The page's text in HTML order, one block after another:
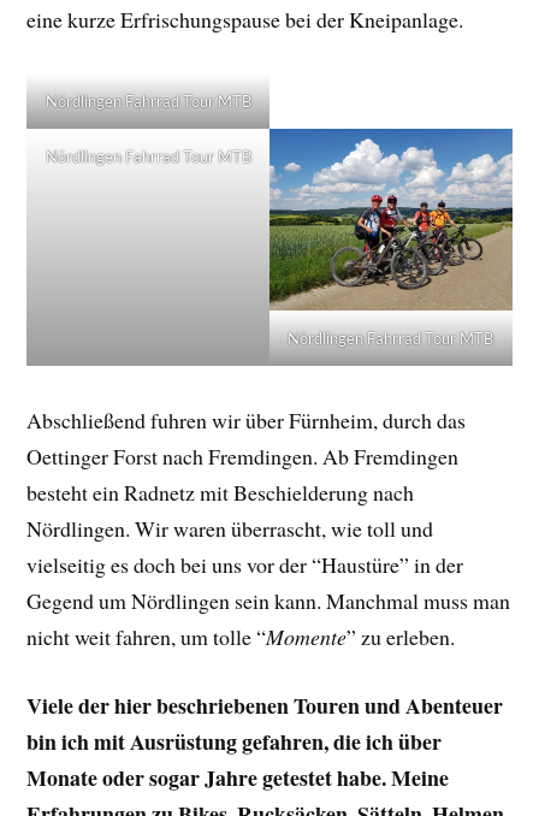
eine kurze Erfrischungspause bei der Kneipanlage.
Nördlingen Fahrrad Tour MTB
Nördlingen Fahrrad Tour MTB
Nördlingen Fahrrad Tour MTB
Abschließend fuhren wir über Fürnheim, durch das
Oettinger Forst nach Fremdingen. Ab Fremdingen
besteht ein Radnetz mit Beschielderung nach
Nördlingen. Wir waren überrascht, wie toll und
vielseitig es doch bei uns vor der “Haustüre” in der
Gegend um Nördlingen sein kann. Manchmal muss man
nicht weit fahren, um tolle “Momente” zu erleben.
Viele der hier beschriebenen Touren und Abenteuer
bin ich mit Ausrüstung gefahren, die ich über
Monate oder sogar Jahre getestet habe. Meine